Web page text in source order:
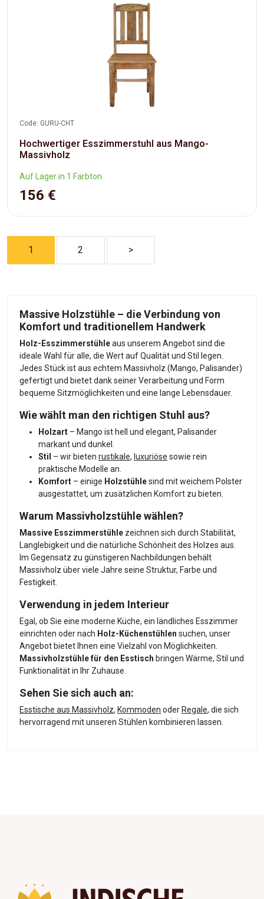
Code: GURU-CHT
Hochwertiger Esszimmerstuhl aus Mango-
Massivholz
Auf Lager in 1 Farbton
156 €
1 2 >
Massive Holzstühle – die Verbindung von
Komfort und traditionellem Handwerk
Holz-Esszimmerstühleaus unserem Angebot sind die
ideale Wahl für alle, die Wert auf Qualität und Stil legen.
Jedes Stück ist aus echtem Massivholz (Mango, Palisander)
gefertigt und bietet dank seiner Verarbeitung und Form
bequeme Sitzmöglichkeiten und eine lange Lebensdauer.
Wie wählt man den richtigen Stuhl aus?
Holzart – Mango ist hell und elegant, Palisander
markant und dunkel.
Stil – wir bieten rustikale, luxuriöse sowie rein
praktische Modelle an.
Komfort – einige Holzstühlesind mit weichem Polster
ausgestattet, um zusätzlichen Komfort zu bieten.
Warum Massivholzstühle wählen?
Massive Esszimmerstühle zeichnen sich durch Stabilität,
Langlebigkeit und die natürliche Schönheit des Holzes aus.
Im Gegensatz zu günstigeren Nachbildungen behält
Massivholz über viele Jahre seine Struktur, Farbe und
Festigkeit.
Verwendung in jedem Interieur
Egal, ob Sie eine moderne Küche, ein ländliches Esszimmer
einrichten oder nach Holz-Küchenstühlen suchen, unser
Angebot bietet Ihnen eine Vielzahl von Möglichkeiten.
Massivholzstühle für den Esstisch bringen Wärme, Stil und
Funktionalität in Ihr Zuhause.
Sehen Sie sich auch an:
Esstische aus Massivholz, Kommoden oder Regale, die sich
hervorragend mit unseren Stühlen kombinieren lassen.